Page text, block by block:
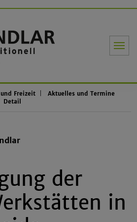
Freizeit
Aktuelles und Termine
Detail
der
in